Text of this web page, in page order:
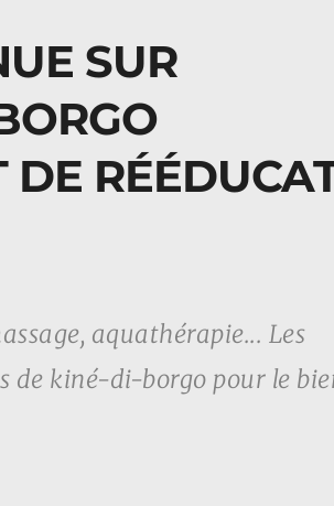
SUR
DE
aquathérapie... Les
de kiné-di-borgo pour le